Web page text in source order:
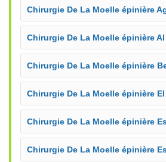
Chirurgie De La Moelle épinière
Chirurgie De La Moelle épinière
Chirurgie De La Moelle épinière
Chirurgie De La Moelle épinière
Chirurgie De La Moelle épinière
Chirurgie De La Moelle épinière